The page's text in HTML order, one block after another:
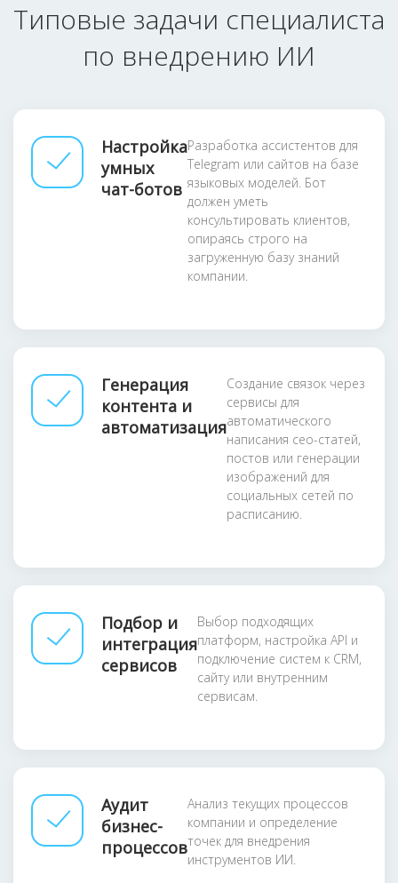
Типовые задачи специалиста
по внедрению ИИ
Настройка
умных
чат-ботов
Разработка ассистентов для
Telegram или сайтов на базе
языковых моделей. Бот
должен уметь
консультировать клиентов,
опираясь строго на
загруженную базу знаний
компании.
Генерация
контента и
автоматизация
Создание связок через
сервисы для
автоматического
написания сео-статей,
постов или генерации
изображений для
социальных сетей по
расписанию.
Подбор и
интеграция
сервисов
Выбор подходящих
платформ, настройка API и
подключение систем к CRM,
сайту или внутренним
сервисам.
Аудит
бизнес-
процессов
Анализ текущих процессов
компании и определение
точек для внедрения
инструментов ИИ.